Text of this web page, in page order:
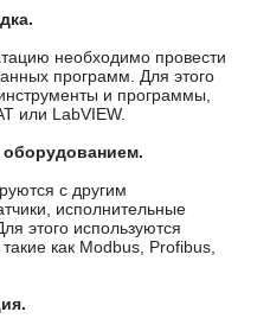
необходимо провести
программ. Для этого
и программы,
или LabVIEW.
оборудованием.
с другим
исполнительные
этого используются
как Modbus, Profibus,